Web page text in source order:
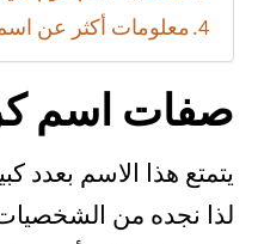
معلومات أكثر عن
صفات اسم
يتمتع هذا الاسم بعدد
لذا نجده من